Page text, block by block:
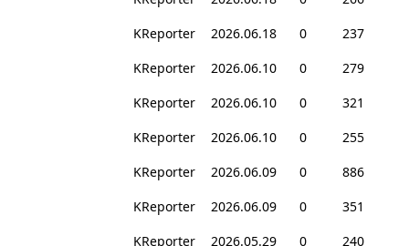
KReporter
2026.06.18 0
237
KReporter
2026.06.10 0
279
KReporter
2026.06.10 0
321
KReporter
2026.06.10 0
255
KReporter
2026.06.09 0
886
KReporter
2026.06.09 0
351
KReporter
2026.05.29 0 240